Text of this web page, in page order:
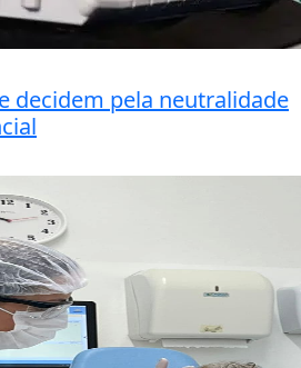
decidem pela neutralidade